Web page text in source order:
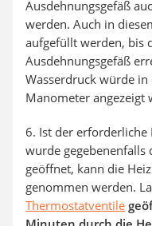
Ausdehnungsgefäß
werden. Auch in
aufgefüllt werden, bis
Ausdehnungsgefäß
Wasserdruck würde
Manometer angezeigt
6. Ist der
wurde gegebenenfalls
geöffnet, kann die
genommen werden.
Thermostatventile